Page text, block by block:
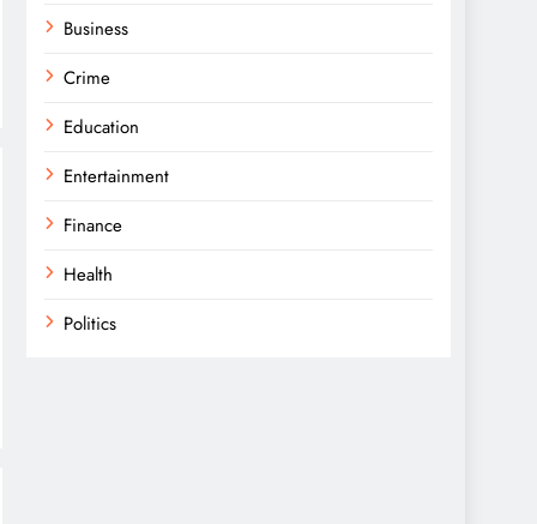
Business
Crime
Education
Entertainment
Finance
Health
Politics